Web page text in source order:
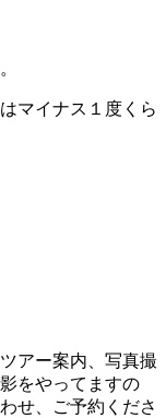
マイナス１度くら
アー案内、写真撮
をやってますの
せ、ご予約くださ